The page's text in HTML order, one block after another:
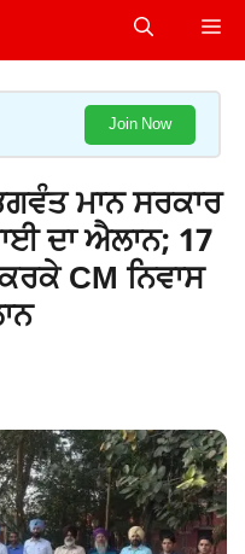
Join Now
ਮਾਨ ਸਰਕਾਰ
ਦਾ ਐਲਾਨ; 17
CM ਨਿਵਾਸ